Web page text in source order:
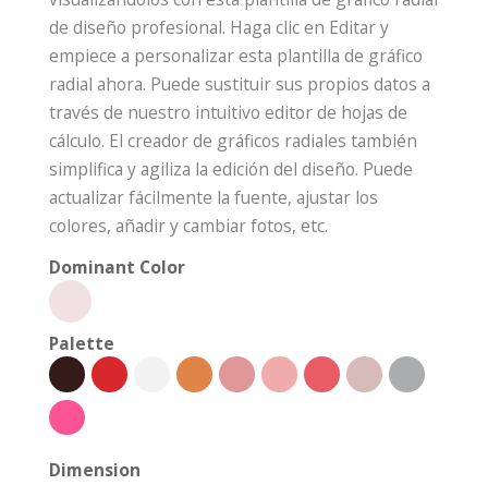
de diseño profesional. Haga clic en Editar y
empiece a personalizar esta plantilla de gráfico
radial ahora. Puede sustituir sus propios datos a
través de nuestro intuitivo editor de hojas de
cálculo. El creador de gráficos radiales también
simplifica y agiliza la edición del diseño. Puede
actualizar fácilmente la fuente, ajustar los
colores, añadir y cambiar fotos, etc.
Dominant Color
Palette
Dimension